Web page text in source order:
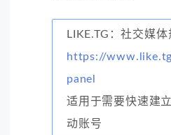
LIKE.TG：社交媒
https://
panel
适用于需要快速建
动账号